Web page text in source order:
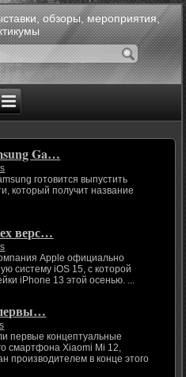
обзоры, мероприятия,
Ga…
готовится выпустить
который получит название
верс…
Apple официально
систему iOS 15, с которой
будут запущены смартфоны линейки iPhone 13 этой осенью. ...
первые концептуальные
смартфона Xiaomi Mi 12,
производителем в конце этого